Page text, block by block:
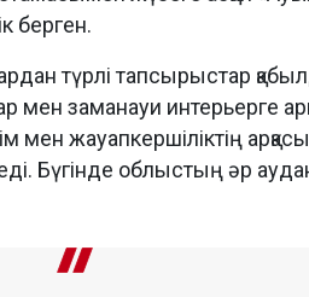
берген.
түрлі тапсырыстар
мен заманауи интерьерге
жауапкершіліктің
Бүгінде облыстың әр